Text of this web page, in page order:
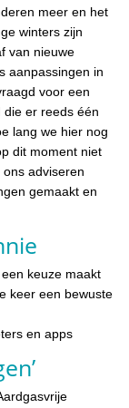
meer en het
winters zijn
van nieuwe
aanpassingen in
voor een
er reeds één
lang we hier nog
dit moment niet
adviseren
gemaakt en
keuze maakt
keer een bewuste
en apps